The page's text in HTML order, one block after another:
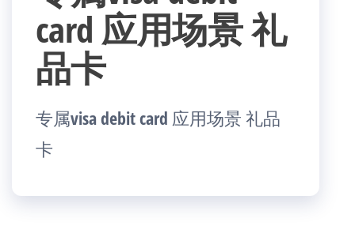
card 应用场景 礼
品卡
专属visa debit card 应用场景 礼品
卡